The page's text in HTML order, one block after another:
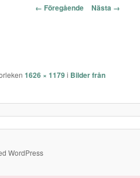
Bildnavigering
← Föregående Nästa →
1626 × 1179i Bilder från
WordPress